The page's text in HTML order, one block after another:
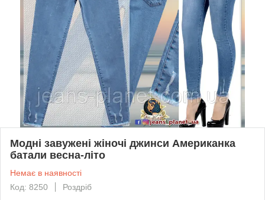
Модні завужені жіночі джинси Американка
батали весна-літо
Немає в наявності
Код: 8250
Роздріб